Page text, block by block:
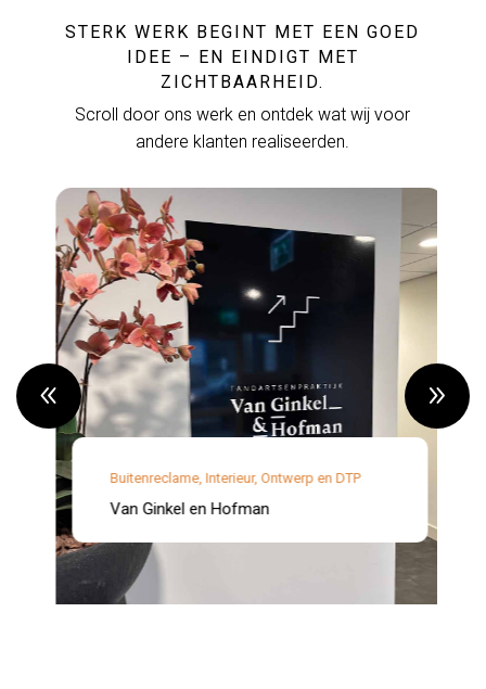
STERK WERK BEGINT MET EEN GOED
IDEE – EN EINDIGT MET
ZICHTBAARHEID.
Scroll door ons werk en ontdek wat wij voor
andere klanten realiseerden.
Buitenreclame,Interieur,Ontwerp en DTP
Van Ginkel en Hofman